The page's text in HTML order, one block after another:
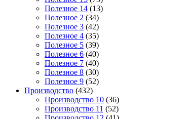
Полезное 14 (13)
Полезное 2 (34)
Полезное 3 (42)
Полезное 4 (35)
Полезное 5 (39)
Полезное 6 (40)
Полезное 7 (40)
Полезное 8 (30)
Полезное 9 (52)
Производство (432)
Производство 10 (36)
Производство 11 (52)